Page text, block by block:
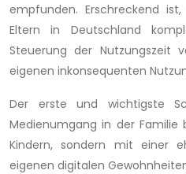
empfunden. Erschreckend
Eltern in Deutschland
Steuerung der
eigenen inkonsequenten
Der erste und wichtigste
Medienumgang in der
Kindern, sondern mit einer
eigenen digitalen